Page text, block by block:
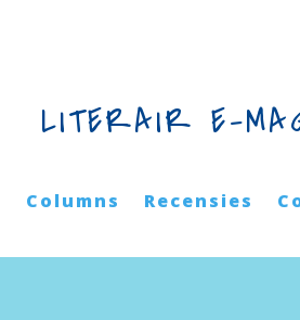
LITERAIR E-
Columns Recensies